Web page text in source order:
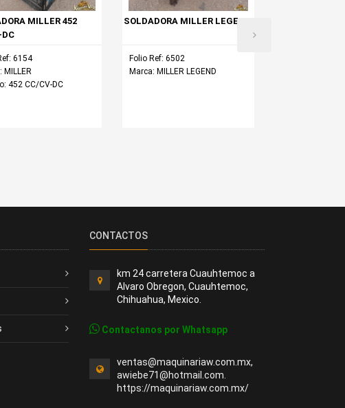
MILLER 452
DC
6154
MILLER
452 CC/CV-DC
SOLDADORA MILLER LEGEND
Folio Ref: 6502
Marca: MILLER LEGEND
CONTACTOS
km 24 carretera Cuauhtemoc a
Alvaro Obregon, Cuauhtemoc,
Chihuahua, Mexico.
Contactanos por Whatsapp
ventas@maquinariaw.com.mx,
awiebe71@hotmail.com.
https://maquinariaw.com.mx/